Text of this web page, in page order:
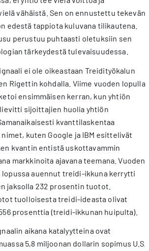
vähäistä. Sen on ennustettu tekevän
edestä tappiota kuluvana tilikautena.
perustuu puhtaasti oletuksiin sen
tärkeydestä tulevaisuudessa.
ei ole oikeastaan Treidityökalun
Rigettin kohdalla. Viime vuoden lopulla
ensimmäisen kerran, kun yhtiön
sijoittajien huolia yhtiön
kvanttilaskentaa
kuten Google ja IBM esittelivät
kvantin entistä uskottavammin
markkinoita ajavana teemana. Vuoden
lopussa auennut treidi-ikkuna kerrytti
jaksolla 232 prosentin tuotot.
tuolloisesta treidi-ideasta olivat
prosenttia (treidi-ikkunan huipulta).
aikana katalyytteina ovat
5,8 miljoonan dollarin sopimus U.S.